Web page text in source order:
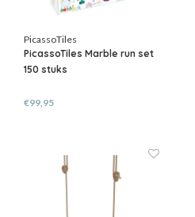
PicassoTiles
PicassoTiles Marble run set
150 stuks
€99,95